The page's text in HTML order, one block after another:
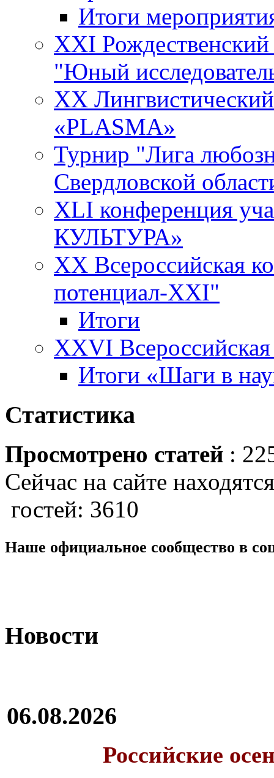
Итоги
XXI
"Юный
XX
«PLASMA»
Турнир "Лига
Свердловской
XLI конференция
КУЛЬТУРА»
XX Всероссийская
потенциал-XXI"
Итоги
XXVI
Итоги «Шаги в
Статистика
Просмотрено статей :
Сейчас на сайте
гостей: 3610
Наше официальное сообщество в
Новости
06.08.2026
Российские